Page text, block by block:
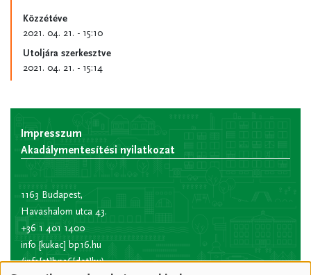
Közzétéve
2021. 04. 21. - 15:10
Utoljára szerkesztve
2021. 04. 21. - 15:14
Impresszum
Akadálymentesítési nyilatkozat
1163 Budapest,
Havashalom utca 43.
+36 1 401 1400
info [kukac] bp16.hu
(info[at]bp16[dot]hu)